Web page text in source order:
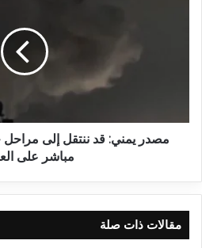
مصدر يمني: قد ننتقل إلى
مباشر على
مقالات ذات صلة